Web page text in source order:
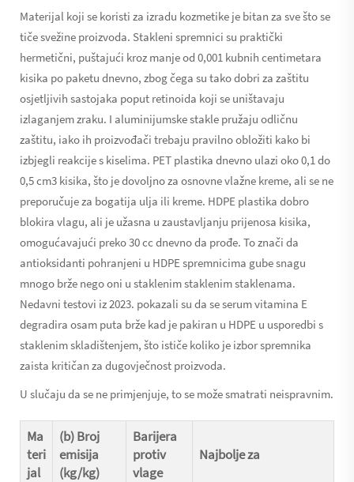
Materijal koji se koristi za izradu kozmetike je bitan za sve što se
tiče svežine proizvoda. Stakleni spremnici su praktički
hermetični, puštajući kroz manje od 0,001 kubnih centimetara
kisika po paketu dnevno, zbog čega su tako dobri za zaštitu
osjetljivih sastojaka poput retinoida koji se uništavaju
izlaganjem zraku. I aluminijumske stakle pružaju odličnu
zaštitu, iako ih proizvođači trebaju pravilno obložiti kako bi
izbjegli reakcije s kiselima. PET plastika dnevno ulazi oko 0,1 do
0,5 cm3 kisika, što je dovoljno za osnovne vlažne kreme, ali se ne
preporučuje za bogatija ulja ili kreme. HDPE plastika dobro
blokira vlagu, ali je užasna u zaustavljanju prijenosa kisika,
omogućavajući preko 30 cc dnevno da prođe. To znači da
antioksidanti pohranjeni u HDPE spremnicima gube snagu
mnogo brže nego oni u staklenim staklenim staklenama.
Nedavni testovi iz 2023. pokazali su da se serum vitamina E
degradira osam puta brže kad je pakiran u HDPE u usporedbi s
staklenim skladištenjem, što ističe koliko je izbor spremnika
zaista kritičan za dugovječnost proizvoda.
U slučaju da se ne primjenjuje, to se može smatrati neispravnim.
Ma
teri
jal
(b) Broj
emisija
(kg/kg)
Barijera
protiv
vlage
Najbolje za